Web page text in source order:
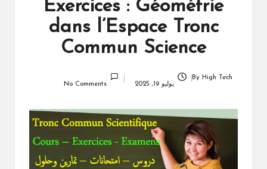
Exercices : Géométrie
dans l’Espace Tronc
Commun Science
ByHigh Tech
يوليو 19, 2025
No Comments